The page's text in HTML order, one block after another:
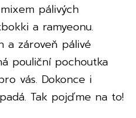
pálivých
a ramyeonu.
a zároveň pálivé
pouliční pochoutka
vás. Dokonce i
Tak pojďme na to!